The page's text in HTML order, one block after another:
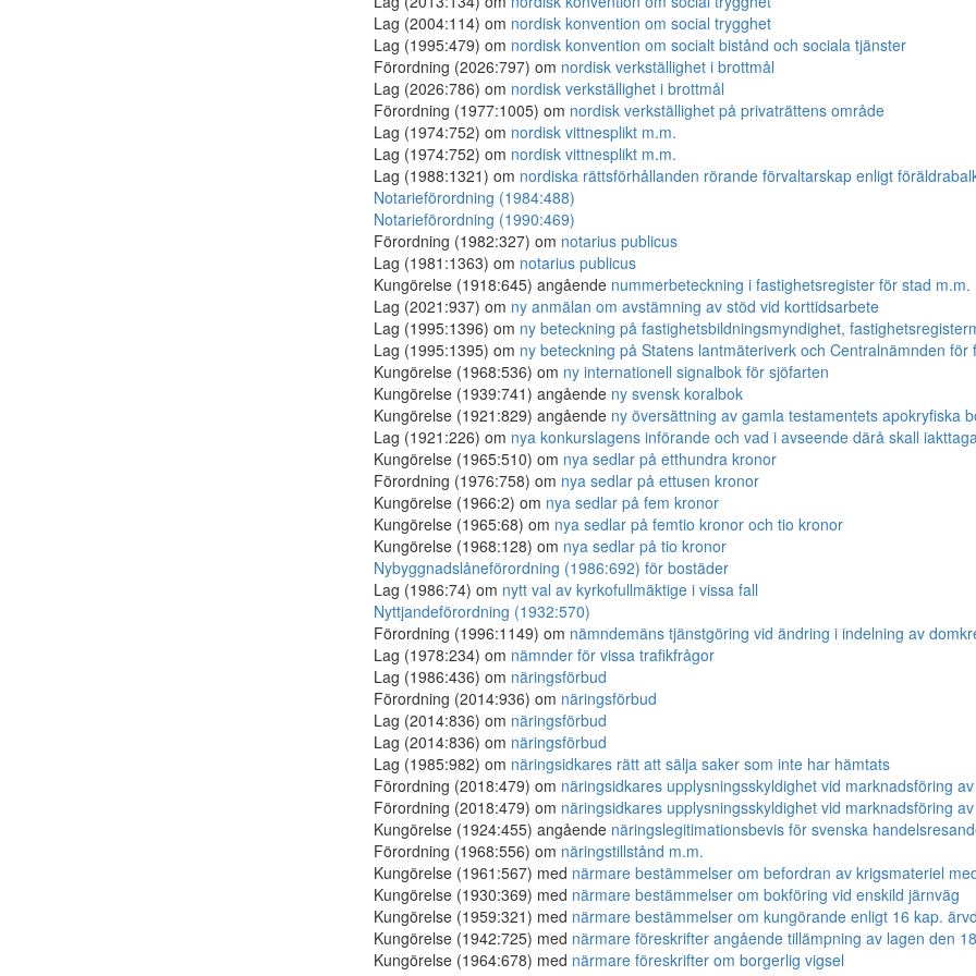
Lag (2004:114) om nordisk konvention om social trygghet
Lag (1995:479) om nordisk konvention om socialt bistånd och sociala tjänster
Förordning (2026:797) om nordisk verkställighet i brottmål
Lag (2026:786) om nordisk verkställighet i brottmål
Förordning (1977:1005) om nordisk verkställighet på privaträttens område
Lag (1974:752) om nordisk vittnesplikt m.m.
Lag (1974:752) om nordisk vittnesplikt m.m.
Lag (1988:1321) om nordiska rättsförhållanden rörande förvaltarskap enligt
Notarieförordning (1984:488)
Notarieförordning (1990:469)
Förordning (1982:327) om notarius publicus
Lag (1981:1363) om notarius publicus
Kungörelse (1918:645) angående nummerbeteckning i fastighetsregister för stad m.m.
Lag (2021:937) om ny anmälan om avstämning av stöd vid korttidsarbete
Lag (1995:1396) om ny beteckning på fastighetsbildningsmyndighet,
Lag (1995:1395) om ny beteckning på Statens lantmäteriverk och Centralnämnden för
Kungörelse (1968:536) om ny internationell signalbok för sjöfarten
Kungörelse (1939:741) angående ny svensk koralbok
Kungörelse (1921:829) angående ny översättning av gamla testamentets apokryfiska
Lag (1921:226) om nya konkurslagens införande och vad i avseende därå skall
Kungörelse (1965:510) om nya sedlar på etthundra kronor
Förordning (1976:758) om nya sedlar på ettusen kronor
Kungörelse (1966:2) om nya sedlar på fem kronor
Kungörelse (1965:68) om nya sedlar på femtio kronor och tio kronor
Kungörelse (1968:128) om nya sedlar på tio kronor
Nybyggnadslåneförordning (1986:692) för bostäder
Lag (1986:74) om nytt val av kyrkofullmäktige i vissa fall
Nyttjandeförordning (1932:570)
Förordning (1996:1149) om nämndemäns tjänstgöring vid ändring i indelning av
Lag (1978:234) om nämnder för vissa trafikfrågor
Lag (1986:436) om näringsförbud
Förordning (2014:936) om näringsförbud
Lag (2014:836) om näringsförbud
Lag (2014:836) om näringsförbud
Lag (1985:982) om näringsidkares rätt att sälja saker som inte har hämtats
Förordning (2018:479) om näringsidkares upplysningsskyldighet vid marknadsföring
Förordning (2018:479) om näringsidkares upplysningsskyldighet vid marknadsföring
Kungörelse (1924:455) angående näringslegitimationsbevis för svenska
Förordning (1968:556) om näringstillstånd m.m.
Kungörelse (1961:567) med närmare bestämmelser om befordran av krigsmateriel
Kungörelse (1930:369) med närmare bestämmelser om bokföring vid enskild järnväg
Kungörelse (1959:321) med närmare bestämmelser om kungörande enligt 16 kap.
Kungörelse (1942:725) med närmare föreskrifter angående tillämpning av lagen den
Kungörelse (1964:678) med närmare föreskrifter om borgerlig vigsel